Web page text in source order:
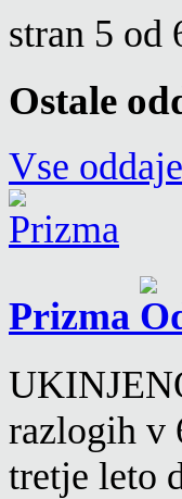
stran 5 od
Ostale
Vse
Prizma
razlogih v
tretje leto